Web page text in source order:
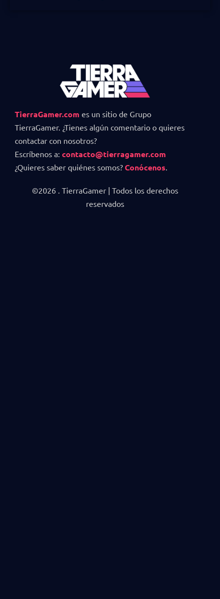
TierraGamer.com es un sitio de Grupo
TierraGamer. ¿Tienes algún comentario o quieres
contactar con nosotros?
Escríbenos a: contacto@tierragamer.com
¿Quieres saber quiénes somos? Conócenos.
©2026 . TierraGamer | Todos los derechos
reservados